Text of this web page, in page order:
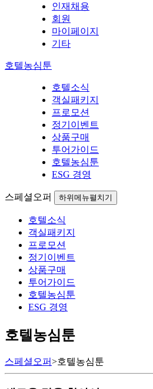
인재채용
회원
마이페이지
기타
호텔농심툰
호텔소식
객실패키지
프로모션
정기이벤트
상품구매
투어가이드
호텔농심툰
ESG 경영
스페셜오퍼 하위메뉴펼치기
호텔소식
객실패키지
프로모션
정기이벤트
상품구매
투어가이드
호텔농심툰
ESG 경영
호텔농심툰
스페셜오퍼>호텔농심툰